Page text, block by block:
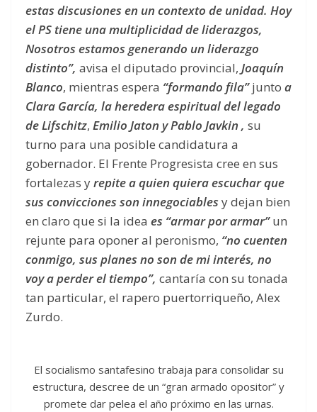
estas discusiones en un contexto de unidad. Hoy
el PS tiene una multiplicidad de liderazgos,
Nosotros estamos generando un liderazgo
distinto”, avisa el diputado provincial, Joaquín
Blanco, mientras espera “formando fila”junto a
Clara García, la heredera espiritual del legado
de Lifschitz, Emilio Jaton y Pablo Javkin , su
turno para una posible candidatura a
gobernador. El Frente Progresista cree en sus
fortalezas yrepite a quien quiera escuchar que
sus convicciones son innegociables y dejan bien
en claro que si la idea es “armar por armar”un
rejunte para oponer al peronismo, “no cuenten
conmigo, sus planes no son de mi interés, no
voy a perder el tiempo”, cantaría con su tonada
tan particular, el rapero puertorriqueño, Alex
Zurdo.
El socialismo santafesino trabaja para consolidar su
estructura, descree de un “gran armado opositor” y
promete dar pelea el año próximo en las urnas.